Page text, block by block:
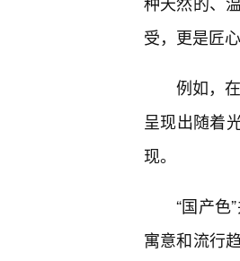
受，更是匠
例如，
呈现出随着
现。
“国产色
寓意和流行